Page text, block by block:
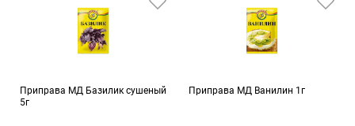
Приправа МД Базилик сушеный
5г
Приправа МД Ванилин 1г